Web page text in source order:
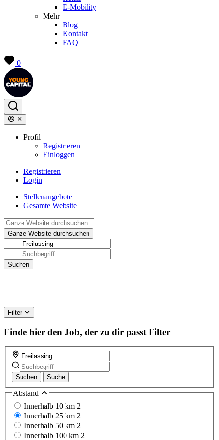
E-Mobility
Mehr
Blog
Kontakt
FAQ
0
Profil
Registrieren
Einloggen
Registrieren
Login
Stellenangebote
Gesamte Website
Filter
Finde hier den Job, der zu dir passt Filter
Suchen Suche
Abstand
Innerhalb 10 km 2
Innerhalb 25 km 2
Innerhalb 50 km 2
Innerhalb 100 km 2